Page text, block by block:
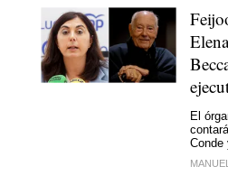
El
Conde